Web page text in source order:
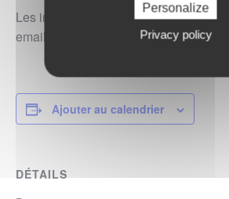
Les instructions pour s’inscrire ont été
email aux membres.
Ajouter au calendrier
DÉTAILS
Personalize
Privacy policy